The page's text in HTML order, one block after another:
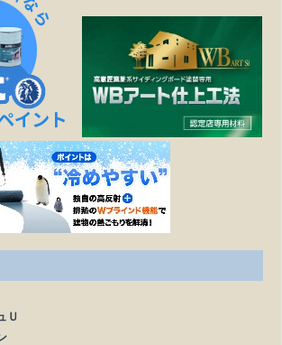
より高くなることはありますか？
たら、金額は変わりますか？
修繕工事も可能ですか？
相談になるのですか？
者に依頼されるのですか？
する際、必要なものはありますか？
Ｕ